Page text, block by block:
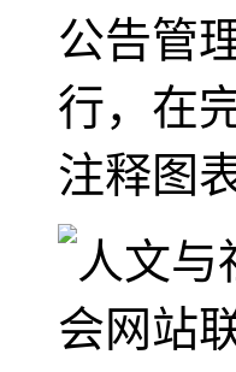
公告管
行，在
注释图